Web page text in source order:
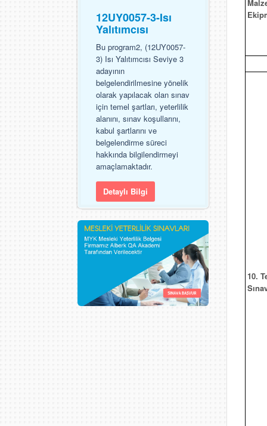
12UY0057-3-Isı
Yalıtımcısı
Bu program2, (12UY0057-
3) Isı Yalıtımcısı Seviye 3
adayının
belgelendirilmesine yönelik
olarak yapılacak olan sınav
için temel şartları, yeterlilik
alanını, sınav koşullarını,
kabul şartlarını ve
belgelendirme süreci
hakkında bilgilendirmeyi
amaçlamaktadır.
Detaylı Bilgi
10.